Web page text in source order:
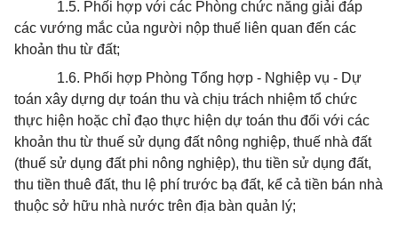
1.5. Phối hợp với các Phòng chức năng giải đáp
các vướng mắc của người nộp thuế liên quan đến các
khoản thu từ đất;
1.6. Phối hợp Phòng Tổng hợp - Nghiệp vụ - Dự
toán xây dựng dự toán thu và chịu trách nhiệm tổ chức
thực hiện hoặc chỉ đạo thực hiện dự toán thu đối với các
khoản thu từ thuế sử dụng đất nông nghiệp, thuế nhà đất
(thuế sử dụng đất phi nông nghiệp), thu tiền sử dụng đất,
thu tiền thuê đất, thu lệ phí trước bạ đất, kể cả tiền bán nhà
thuộc sở hữu nhà nước trên địa bàn quản lý;